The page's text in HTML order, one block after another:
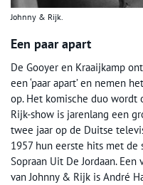
Johnny & Rijk.
Een paar apart
De Gooyer en Kraaijkamp
een ‘paar apart’ en nemen
op. Het komische duo wordt
Rijk-show is jarenlang een
twee jaar op de Duitse
1957 hun eerste hits met de
Sopraan Uit De Jordaan.
van Johnny & Rijk is André